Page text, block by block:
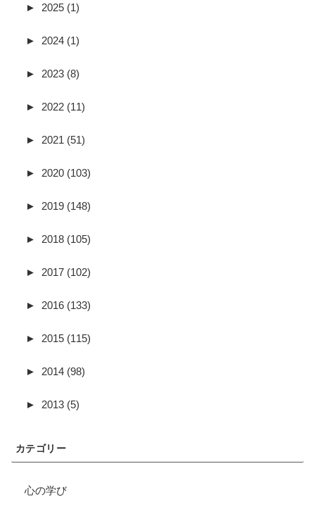
► 2025 (1)
► 2024 (1)
► 2023 (8)
► 2022 (11)
► 2021 (51)
► 2020 (103)
► 2019 (148)
► 2018 (105)
► 2017 (102)
► 2016 (133)
► 2015 (115)
► 2014 (98)
► 2013 (5)
カテゴリー
心の学び